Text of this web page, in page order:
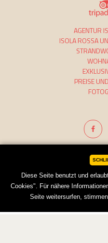
Credits
AGENTUR
ISOLA ROSSA
PREISE
Diese Seite benutzt und
Cookies". Für nähere
Seite weitersurfen,